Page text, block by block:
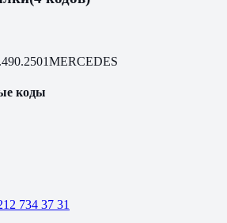
MERCEDES
коды
734 37 31